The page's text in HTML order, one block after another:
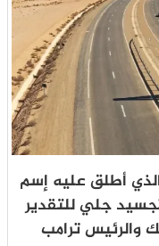
أطلق عليه إسم
جلي للتقدير
والرئيس ترامب